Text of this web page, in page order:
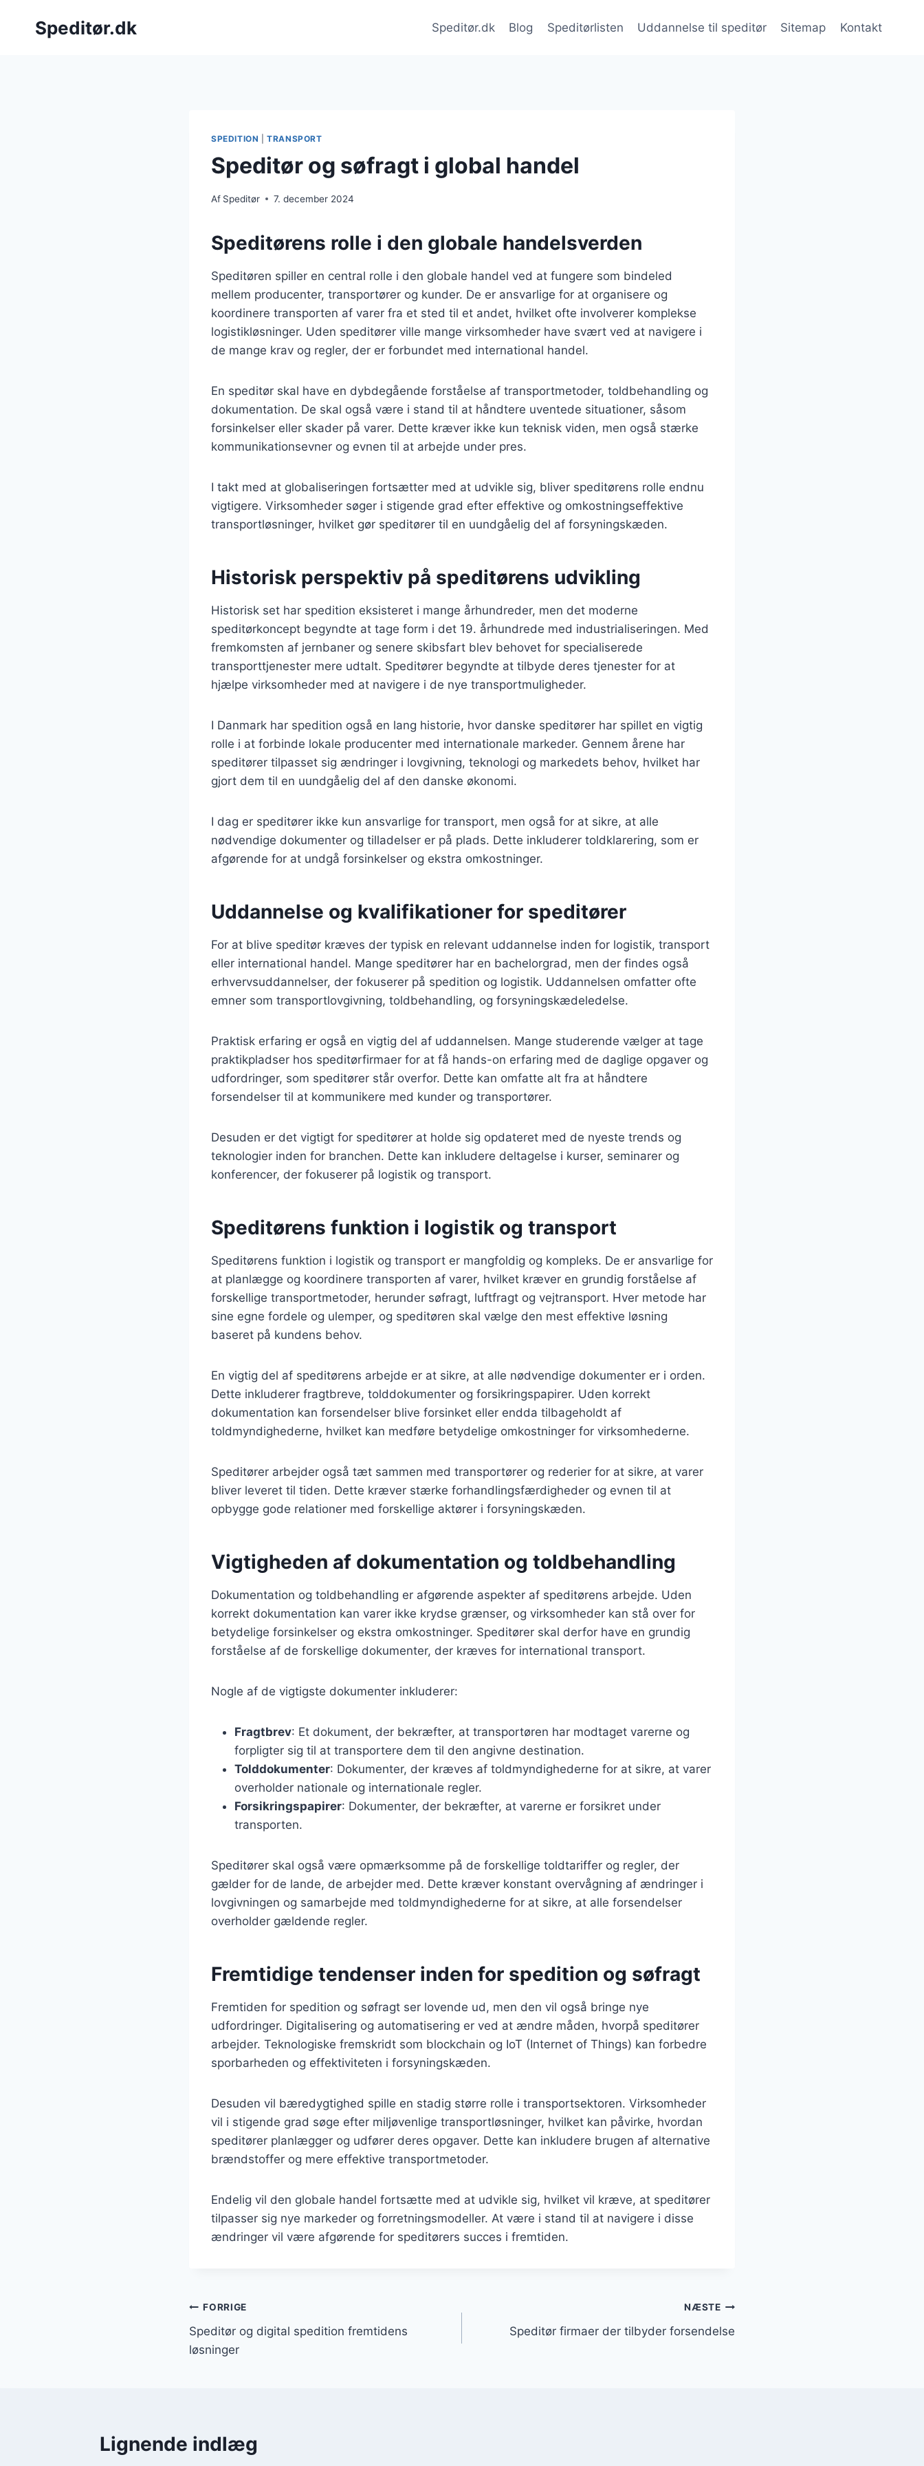
Speditør.dk Speditør.dk Blog Speditørlisten Uddannelse til speditør Sitemap Kontakt
SPEDITION |TRANSPORT
Speditør og søfragt i global handel
Af Speditør 7. december 2024
Speditørens rolle i den globale handelsverden
Speditøren spiller en central rolle i den globale handel ved at fungere som bindeled
mellem producenter, transportører og kunder. De er ansvarlige for at organisere og
koordinere transporten af varer fra et sted til et andet, hvilket ofte involverer komplekse
logistikløsninger. Uden speditører ville mange virksomheder have svært ved at navigere i
de mange krav og regler, der er forbundet med international handel.
En speditør skal have en dybdegående forståelse af transportmetoder, toldbehandling og
dokumentation. De skal også være i stand til at håndtere uventede situationer, såsom
forsinkelser eller skader på varer. Dette kræver ikke kun teknisk viden, men også stærke
kommunikationsevner og evnen til at arbejde under pres.
I takt med at globaliseringen fortsætter med at udvikle sig, bliver speditørens rolle endnu
vigtigere. Virksomheder søger i stigende grad efter effektive og omkostningseffektive
transportløsninger, hvilket gør speditører til en uundgåelig del af forsyningskæden.
Historisk perspektiv på speditørens udvikling
Historisk set har spedition eksisteret i mange århundreder, men det moderne
speditørkoncept begyndte at tage form i det 19. århundrede med industrialiseringen. Med
fremkomsten af jernbaner og senere skibsfart blev behovet for specialiserede
transporttjenester mere udtalt. Speditører begyndte at tilbyde deres tjenester for at
hjælpe virksomheder med at navigere i de nye transportmuligheder.
I Danmark har spedition også en lang historie, hvor danske speditører har spillet en vigtig
rolle i at forbinde lokale producenter med internationale markeder. Gennem årene har
speditører tilpasset sig ændringer i lovgivning, teknologi og markedets behov, hvilket har
gjort dem til en uundgåelig del af den danske økonomi.
I dag er speditører ikke kun ansvarlige for transport, men også for at sikre, at alle
nødvendige dokumenter og tilladelser er på plads. Dette inkluderer toldklarering, som er
afgørende for at undgå forsinkelser og ekstra omkostninger.
Uddannelse og kvalifikationer for speditører
For at blive speditør kræves der typisk en relevant uddannelse inden for logistik, transport
eller international handel. Mange speditører har en bachelorgrad, men der findes også
erhvervsuddannelser, der fokuserer på spedition og logistik. Uddannelsen omfatter ofte
emner som transportlovgivning, toldbehandling, og forsyningskædeledelse.
Praktisk erfaring er også en vigtig del af uddannelsen. Mange studerende vælger at tage
praktikpladser hos speditørfirmaer for at få hands-on erfaring med de daglige opgaver og
udfordringer, som speditører står overfor. Dette kan omfatte alt fra at håndtere
forsendelser til at kommunikere med kunder og transportører.
Desuden er det vigtigt for speditører at holde sig opdateret med de nyeste trends og
teknologier inden for branchen. Dette kan inkludere deltagelse i kurser, seminarer og
konferencer, der fokuserer på logistik og transport.
Speditørens funktion i logistik og transport
Speditørens funktion i logistik og transport er mangfoldig og kompleks. De er ansvarlige for
at planlægge og koordinere transporten af varer, hvilket kræver en grundig forståelse af
forskellige transportmetoder, herunder søfragt, luftfragt og vejtransport. Hver metode har
sine egne fordele og ulemper, og speditøren skal vælge den mest effektive løsning
baseret på kundens behov.
En vigtig del af speditørens arbejde er at sikre, at alle nødvendige dokumenter er i orden.
Dette inkluderer fragtbreve, tolddokumenter og forsikringspapirer. Uden korrekt
dokumentation kan forsendelser blive forsinket eller endda tilbageholdt af
toldmyndighederne, hvilket kan medføre betydelige omkostninger for virksomhederne.
Speditører arbejder også tæt sammen med transportører og rederier for at sikre, at varer
bliver leveret til tiden. Dette kræver stærke forhandlingsfærdigheder og evnen til at
opbygge gode relationer med forskellige aktører i forsyningskæden.
Vigtigheden af dokumentation og toldbehandling
Dokumentation og toldbehandling er afgørende aspekter af speditørens arbejde. Uden
korrekt dokumentation kan varer ikke krydse grænser, og virksomheder kan stå over for
betydelige forsinkelser og ekstra omkostninger. Speditører skal derfor have en grundig
forståelse af de forskellige dokumenter, der kræves for international transport.
Nogle af de vigtigste dokumenter inkluderer:
Fragtbrev: Et dokument, der bekræfter, at transportøren har modtaget varerne og
forpligter sig til at transportere dem til den angivne destination.
Tolddokumenter: Dokumenter, der kræves af toldmyndighederne for at sikre, at varer
overholder nationale og internationale regler.
Forsikringspapirer: Dokumenter, der bekræfter, at varerne er forsikret under
transporten.
Speditører skal også være opmærksomme på de forskellige toldtariffer og regler, der
gælder for de lande, de arbejder med. Dette kræver konstant overvågning af ændringer i
lovgivningen og samarbejde med toldmyndighederne for at sikre, at alle forsendelser
overholder gældende regler.
Fremtidige tendenser inden for spedition og søfragt
Fremtiden for spedition og søfragt ser lovende ud, men den vil også bringe nye
udfordringer. Digitalisering og automatisering er ved at ændre måden, hvorpå speditører
arbejder. Teknologiske fremskridt som blockchain og IoT (Internet of Things) kan forbedre
sporbarheden og effektiviteten i forsyningskæden.
Desuden vil bæredygtighed spille en stadig større rolle i transportsektoren. Virksomheder
vil i stigende grad søge efter miljøvenlige transportløsninger, hvilket kan påvirke, hvordan
speditører planlægger og udfører deres opgaver. Dette kan inkludere brugen af alternative
brændstoffer og mere effektive transportmetoder.
Endelig vil den globale handel fortsætte med at udvikle sig, hvilket vil kræve, at speditører
tilpasser sig nye markeder og forretningsmodeller. At være i stand til at navigere i disse
ændringer vil være afgørende for speditørers succes i fremtiden.
Indlægsnavigation
FORRIGE
Speditør og digital spedition fremtidens
løsninger
NÆSTE
Speditør firmaer der tilbyder forsendelse
Lignende indlæg